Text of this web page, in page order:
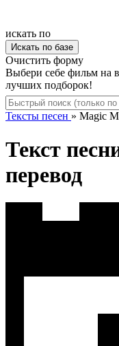
искать по
Очистить форму
Выбери себе фильм на
лучших подборок!
Тексты песен » Magic
Текст
перевод